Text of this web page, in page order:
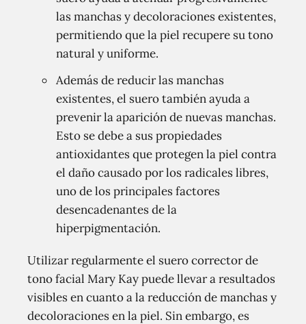
las manchas y decoloraciones existentes,
permitiendo que la piel recupere su tono
natural y uniforme.
Además de reducir las manchas
existentes, el suero también ayuda a
prevenir la aparición de nuevas manchas.
Esto se debe a sus propiedades
antioxidantes que protegen la piel contra
el daño causado por los radicales libres,
uno de los principales factores
desencadenantes de la
hiperpigmentación.
Utilizar regularmente el suero corrector de
tono facial Mary Kay puede llevar a resultados
visibles en cuanto a la reducción de manchas y
decoloraciones en la piel. Sin embargo, es